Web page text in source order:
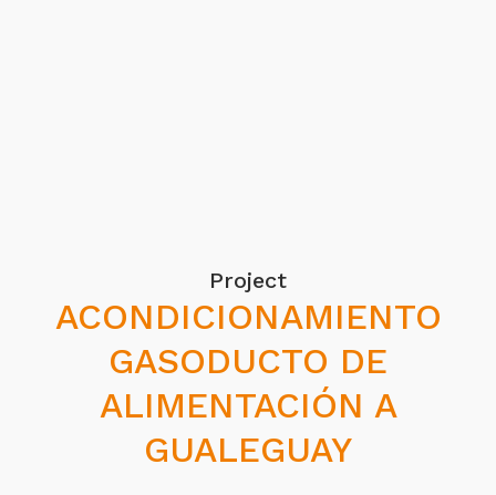
Project
ACONDICIONAMIENTO
GASODUCTO DE
ALIMENTACIÓN A
GUALEGUAY